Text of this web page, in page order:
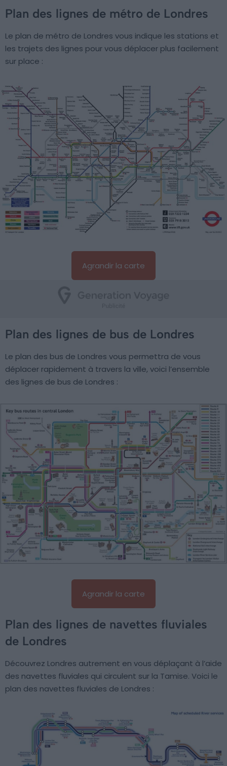
Plan des lignes de métro de Londres
Le plan de métro de Londres vous indique les stations et
les trajets des lignes pour vous déplacer plus facilement
sur place :
Agrandir la carte
Plan des lignes de bus de Londres
Le plan des bus de Londres vous permettra de vous
déplacer rapidement à travers la ville, voici l’ensemble
des lignes de bus de Londres :
Agrandir la carte
Plan des lignes de navettes fluviales
de Londres
Découvrez Londres autrement en vous déplaçant à l’aide
des navettes fluviales qui circulent sur la Tamise. Voici le
plan des navettes fluviales de Londres :